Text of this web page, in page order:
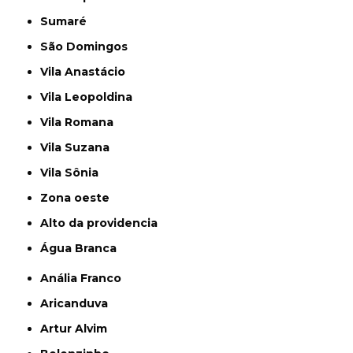
Sumaré
São Domingos
Vila Anastácio
Vila Leopoldina
Vila Romana
Vila Suzana
Vila Sônia
Zona oeste
alto da providencia
Água Branca
Anália Franco
Aricanduva
Artur Alvim